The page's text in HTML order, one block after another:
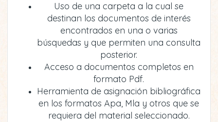
Uso de una carpeta a la cual se
destinan los documentos de interés
encontrados en una o varias
búsquedas y que permiten una consulta
posterior.
Acceso a documentos completos en
formato Pdf.
Herramienta de asignación bibliográfica
en los formatos Apa, Mla y otros que se
requiera del material seleccionado.